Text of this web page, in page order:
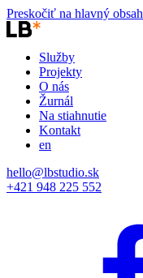
Preskočiť na hlavný obsah
Služby
Projekty
O nás
Žurnál
Na stiahnutie
Kontakt
en
hello@lbstudio.sk
+421 948 225 552